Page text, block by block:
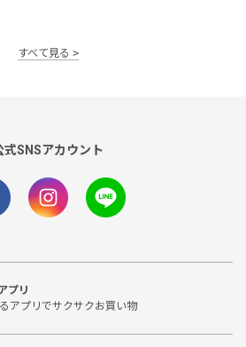
すべて見る
式SNSアカウント
プリ
アプリでサクサクお買い物